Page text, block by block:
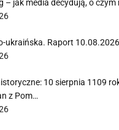
– jak media decydują, o czym
ukraińska. Raport 10.08.2026
10 sierpnia 1109
z Pom…